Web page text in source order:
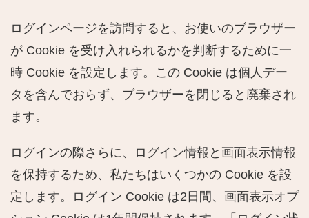
ログインページを訪問すると、お使いのブラウザー
が Cookie を受け入れられるかを判断するために一
時 Cookie を設定します。この Cookie は個人デー
タを含んでおらず、ブラウザーを閉じると廃棄され
ます。
ログインの際さらに、ログイン情報と画面表示情報
を保持するため、私たちはいくつかの Cookie を設
定します。ログイン Cookie は2日間、画面表示オプ